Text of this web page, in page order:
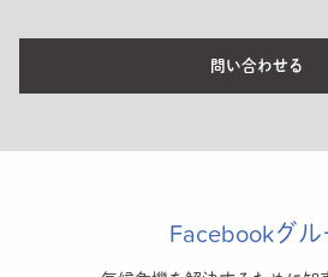
問い合わせる
Facebookグ